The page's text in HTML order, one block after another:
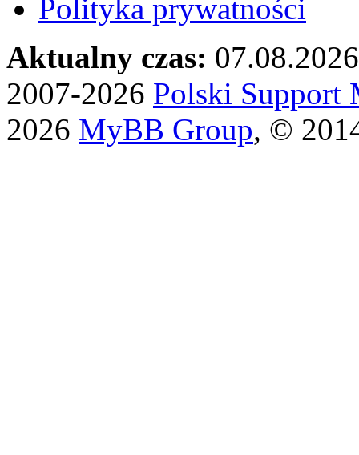
Polityka prywatności
Aktualny czas:
2007-2026 Polski Support
2026 MyBB Group, ©